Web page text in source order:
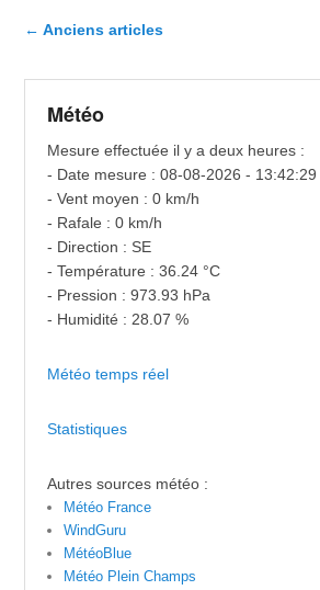
Navigation dans les articles
← Anciens articles
Météo
Mesure effectuée il y a deux heures :
- Date mesure : 08-08-2026 - 13:42:29
- Vent moyen : 0 km/h
- Rafale : 0 km/h
- Direction : SE
- Température : 36.24 °C
- Pression : 973.93 hPa
- Humidité : 28.07 %
Météo temps réel
Statistiques
Autres sources météo :
Météo France
WindGuru
MétéoBlue
Météo Plein Champs